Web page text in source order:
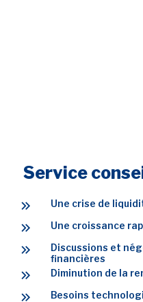
Service
Une crise de
Une croissance
Discussions et
financières
Diminution de la
Besoins